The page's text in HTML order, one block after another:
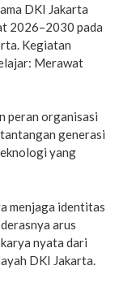
DKI Jakarta
2026–2030 pada
Kegiatan
Merawat
peran organisasi
generasi
yang
menjaga identitas
arus
nyata dari
DKI Jakarta.